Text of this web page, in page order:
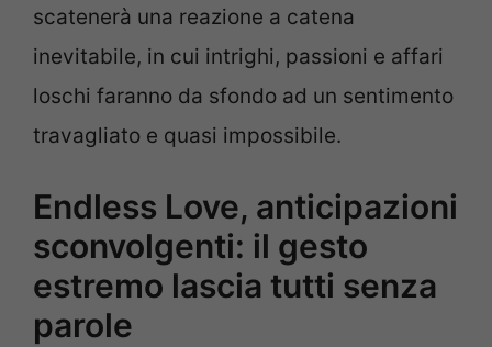
scatenerà una reazione a catena
inevitabile, in cui intrighi, passioni e affari
loschi faranno da sfondo ad un sentimento
travagliato e quasi impossibile.
Endless Love, anticipazioni
sconvolgenti: il gesto
estremo lascia tutti senza
parole